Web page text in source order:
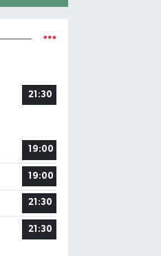
21:30
19:00
19:00
21:30
21:30